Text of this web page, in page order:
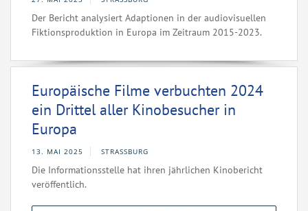
Der Bericht analysiert Adaptionen in der audiovisuellen
Fiktionsproduktion in Europa im Zeitraum 2015-2023.
Europäische Filme verbuchten 2024
ein Drittel aller Kinobesucher in
Europa
13. MAI 2025 STRASSBURG
Die Informationsstelle hat ihren jährlichen Kinobericht
veröffentlich.